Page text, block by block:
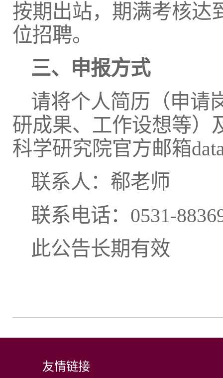
按期出站，期满考核达
位招聘。
三、申报方式
请将个人简历（申请
研成果、工作设想等）
科学研究院官方邮箱
联系人：郗老师
联系电话：0531-
此公告长期有效
友情链接